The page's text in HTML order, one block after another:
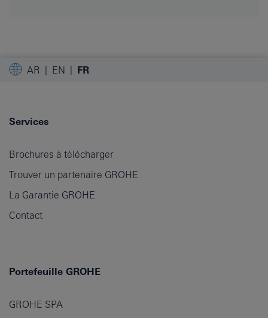
AR EN FR
Services
Brochures à télécharger
Trouver un partenaire GROHE
La Garantie GROHE
Contact
Portefeuille GROHE
GROHE SPA